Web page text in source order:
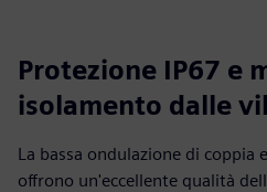
Protezione IP67 e
isolamento dalle
La bassa ondulazione di coppia
offrono un'eccellente qualità